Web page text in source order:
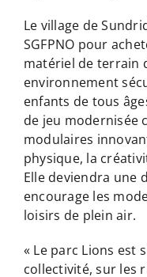
Le village de
SGFPNO pour
matériel de terrain
environnement
enfants de tous
de jeu modernisée
modulaires
physique, la
Elle deviendra une
encourage les
loisirs de plein air.
« Le parc Lions
collectivité, sur les